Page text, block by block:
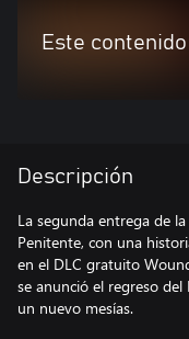
Este
Descripción
La segunda entrega de
Penitente, con una
en el DLC gratuito
se anunció el regreso
un nuevo mesías.